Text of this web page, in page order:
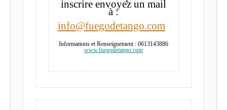
inscrire envoyez un mail
à :
info@fuegodetango.com
Informations et Renseignement : 0613143886
www.fuegodetango.com